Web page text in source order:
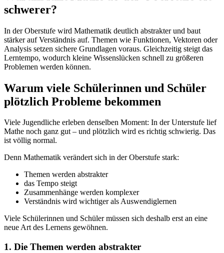
schwerer?
In der Oberstufe wird Mathematik deutlich abstrakter und baut
stärker auf Verständnis auf. Themen wie Funktionen, Vektoren oder
Analysis setzen sichere Grundlagen voraus. Gleichzeitig steigt das
Lerntempo, wodurch kleine Wissenslücken schnell zu größeren
Problemen werden können.
Warum viele Schülerinnen und Schüler
plötzlich Probleme bekommen
Viele Jugendliche erleben denselben Moment: In der Unterstufe lief
Mathe noch ganz gut – und plötzlich wird es richtig schwierig. Das
ist völlig normal.
Denn Mathematik verändert sich in der Oberstufe stark:
Themen werden abstrakter
das Tempo steigt
Zusammenhänge werden komplexer
Verständnis wird wichtiger als Auswendiglernen
Viele Schülerinnen und Schüler müssen sich deshalb erst an eine
neue Art des Lernens gewöhnen.
1. Die Themen werden abstrakter